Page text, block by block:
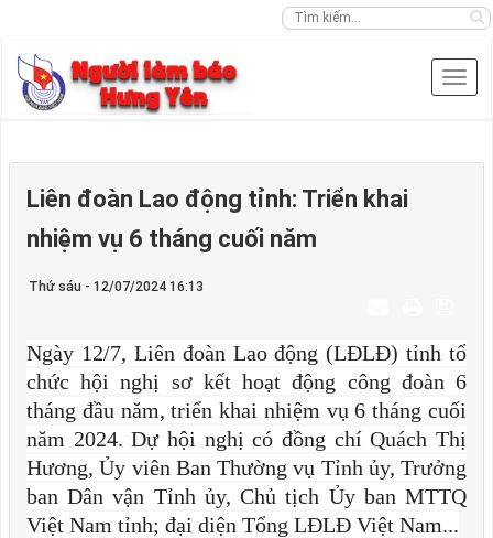
Liên đoàn Lao động tỉnh: Triển khai
nhiệm vụ 6 tháng cuối năm
Thứ sáu - 12/07/2024 16:13
Ngày 12/7, Liên đoàn Lao động (LĐLĐ) tỉnh tổ
chức hội nghị sơ kết hoạt động công đoàn 6
tháng đầu năm, triển khai nhiệm vụ 6 tháng cuối
năm 2024. Dự hội nghị có đồng chí Quách Thị
Hương, Ủy viên Ban Thường vụ Tỉnh ủy, Trưởng
ban Dân vận Tỉnh ủy, Chủ tịch Ủy ban MTTQ
Việt Nam tỉnh; đại diện Tổng LĐLĐ Việt Nam...